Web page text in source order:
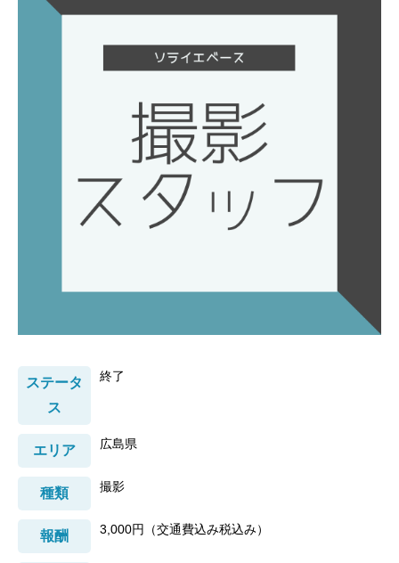
ステータ
ス
終了
エリア 広島県
種類 撮影
報酬 3,000円（交通費込み税込み）